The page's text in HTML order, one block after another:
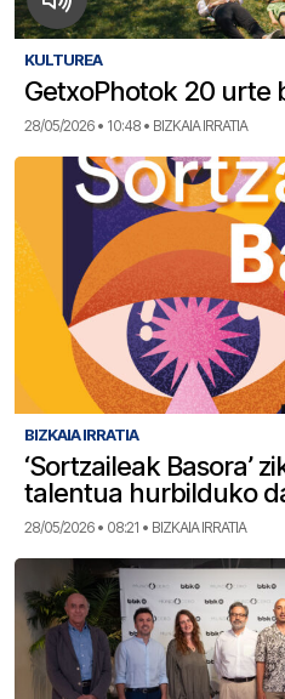
KULTUREA
GetxoPhotok 20 urte
28/05/2026 • 10:48 • BIZKAIA IRRATIA
BIZKAIA IRRATIA
‘Sortzaileak Basora’
talentua hurbilduko
28/05/2026 • 08:21 • BIZKAIA IRRATIA